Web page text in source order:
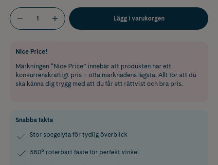
Lägg i varukorgen
Nice Price!
Märkningen “Nice Price” innebär att produkten har ett
konkurrenskraftigt pris – ofta marknadens lägsta. Allt för att du
ska känna dig trygg med att du får ett rättvist och bra pris.
Snabba fakta
Stor spegelyta för tydlig överblick
360° roterbart fäste för perfekt vinkel